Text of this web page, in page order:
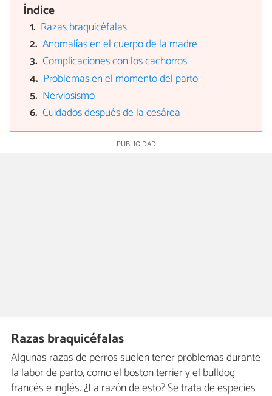
Índice
Razas braquicéfalas
Anomalías en el cuerpo de la madre
Complicaciones con los cachorros
Problemas en el momento del parto
Nerviosismo
Cuidados después de la cesárea
Razas braquicéfalas
Algunas razas de perros suelen tener problemas durante
la labor de parto, como el boston terrier y el bulldog
francés e inglés. ¿La razón de esto? Se trata de especies